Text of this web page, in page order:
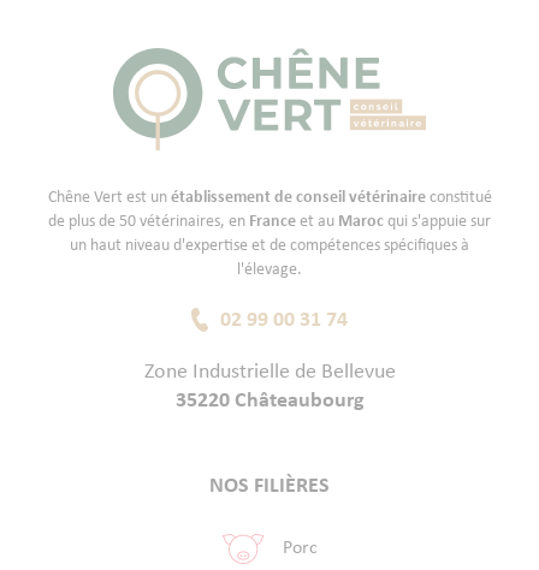
Chêne Vert est un établissement de conseil vétérinaireconstitué
de plus de 50 vétérinaires, en France et au Maroc qui s'appuie sur
un haut niveau d'expertise et de compétences spécifiques à
l'élevage.
02 99 00 31 74
Zone Industrielle de Bellevue
35220 Châteaubourg
NOS FILIÈRES
Porc